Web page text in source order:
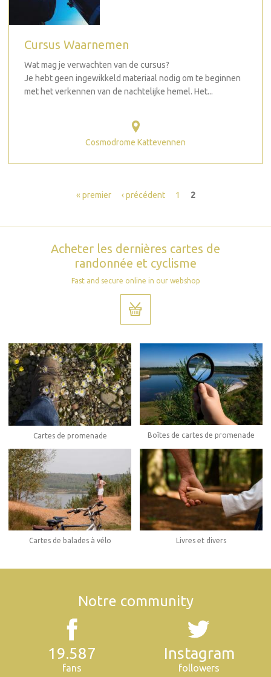
Cursus Waarnemen
Wat mag je verwachten van de cursus?
Je hebt geen ingewikkeld materiaal nodig om te beginnen
met het verkennen van de nachtelijke hemel. Het...
Cosmodrome Kattevennen
« premier ‹ précédent 1 2
Acheter les dernières cartes de
randonnée et cyclisme
Fast and secure online in our webshop
Cartes de promenade Boîtes de cartes de promenade
Cartes de balades à vélo Livres et divers
Notre community
19.587
fans
Instagram
followers